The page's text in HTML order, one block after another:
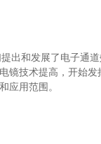
出和发展了电子通
镜技术提高，开始
应用范围。